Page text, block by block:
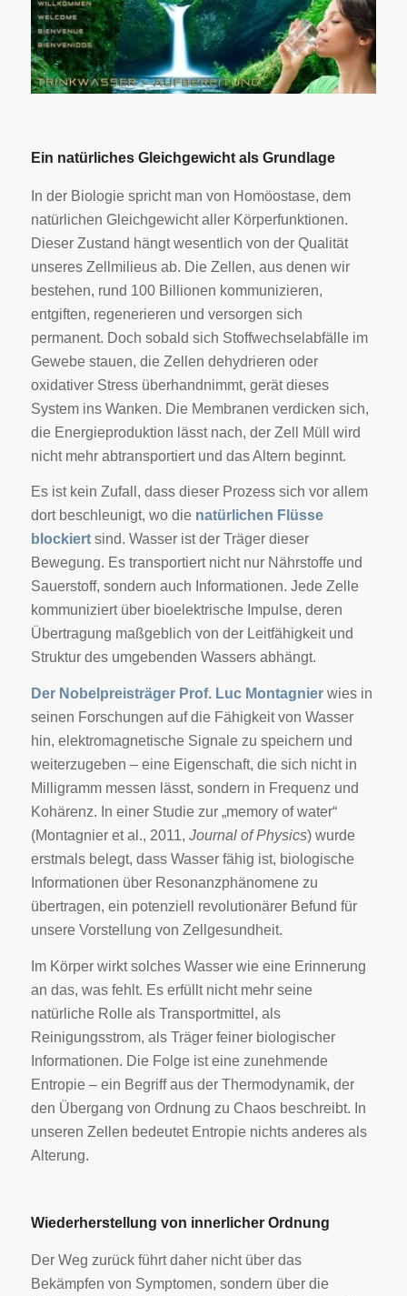
Ein natürliches Gleichgewicht als Grundlage
In der Biologie spricht man von Homöostase, dem
natürlichen Gleichgewicht aller Körperfunktionen.
Dieser Zustand hängt wesentlich von der Qualität
unseres Zellmilieus ab. Die Zellen, aus denen wir
bestehen, rund 100 Billionen kommunizieren,
entgiften, regenerieren und versorgen sich
permanent. Doch sobald sich Stoffwechselabfälle im
Gewebe stauen, die Zellen dehydrieren oder
oxidativer Stress überhandnimmt, gerät dieses
System ins Wanken. Die Membranen verdicken sich,
die Energieproduktion lässt nach, der Zell Müll wird
nicht mehr abtransportiert und das Altern beginnt.
Es ist kein Zufall, dass dieser Prozess sich vor allem
dort beschleunigt, wo die natürlichen Flüsse
blockiertsind. Wasser ist der Träger dieser
Bewegung. Es transportiert nicht nur Nährstoffe und
Sauerstoff, sondern auch Informationen. Jede Zelle
kommuniziert über bioelektrische Impulse, deren
Übertragung maßgeblich von der Leitfähigkeit und
Struktur des umgebenden Wassers abhängt.
Der Nobelpreisträger Prof. Luc Montagnierwies in
seinen Forschungen auf die Fähigkeit von Wasser
hin, elektromagnetische Signale zu speichern und
weiterzugeben – eine Eigenschaft, die sich nicht in
Milligramm messen lässt, sondern in Frequenz und
Kohärenz. In einer Studie zur „memory of water“
(Montagnier et al., 2011, Journal of Physics) wurde
erstmals belegt, dass Wasser fähig ist, biologische
Informationen über Resonanzphänomene zu
übertragen, ein potenziell revolutionärer Befund für
unsere Vorstellung von Zellgesundheit.
Im Körper wirkt solches Wasser wie eine Erinnerung
an das, was fehlt. Es erfüllt nicht mehr seine
natürliche Rolle als Transportmittel, als
Reinigungsstrom, als Träger feiner biologischer
Informationen. Die Folge ist eine zunehmende
Entropie – ein Begriff aus der Thermodynamik, der
den Übergang von Ordnung zu Chaos beschreibt. In
unseren Zellen bedeutet Entropie nichts anderes als
Alterung.
Wiederherstellung von innerlicher Ordnung
Der Weg zurück führt daher nicht über das
Bekämpfen von Symptomen, sondern über die